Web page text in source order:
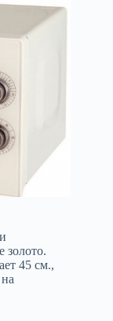
золото.
45 см.,